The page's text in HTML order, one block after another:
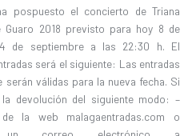
pospuesto el concierto de Triana
Guaro 2018 previsto para hoy 8 de
de septiembre a las 22:30 h. El
será el siguiente: Las entradas
válidas para la nueva fecha. Si
devolución del siguiente modo: –
la web malagaentradas.com o